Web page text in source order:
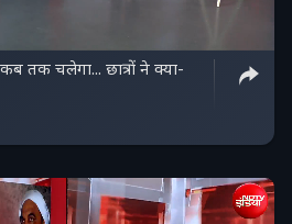
तक चलेगा... छात्रों ने क्या-